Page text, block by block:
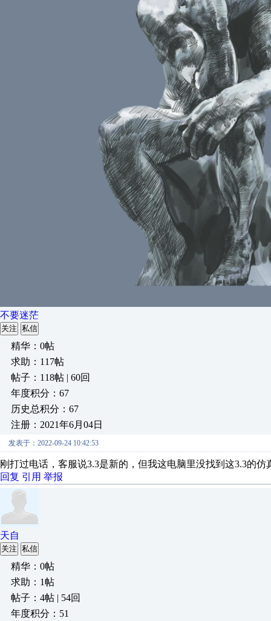
不要迷茫
关注 私信
精华：0帖
求助：117帖
帖子：118帖 | 60回
年度积分：67
历史总积分：67
注册：2021年6月04日
发表于：2022-09-24 10:42:53
刚打过电话，客服说3.3是新的，但我这电脑里没找到这3.3的
回复 引用 举报
天自
关注 私信
精华：0帖
求助：1帖
帖子：4帖 | 54回
年度积分：51